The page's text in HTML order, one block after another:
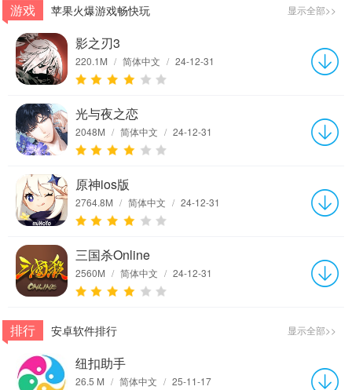
显示全部>>
游戏 苹果火爆游戏畅快玩
影之刃3
220.1M / 简体中文 / 24-12-31
光与夜之恋
2048M / 简体中文 / 24-12-31
原神ios版
2764.8M / 简体中文 / 24-12-31
三国杀Online
2560M / 简体中文 / 24-12-31
显示全部>>
排行 安卓软件排行
纽扣助手
26.5 M / 简体中文 / 25-11-17